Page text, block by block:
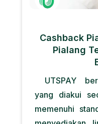
Cashback
Pialang
UTSPAY
yang diakui
memenuhi